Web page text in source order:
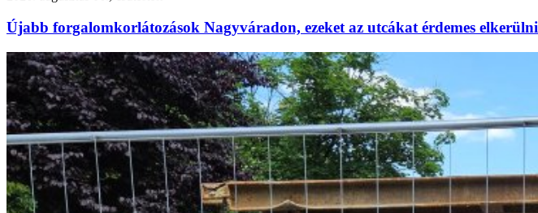
Újabb forgalomkorlátozások Nagyváradon, ezeket az utcákat érdemes elkerülni